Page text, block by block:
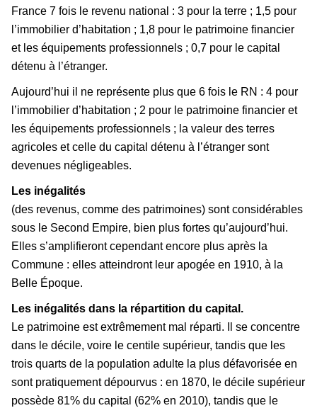
France 7 fois le revenu national : 3 pour la terre ; 1,5 pour
l’immobilier d’habitation ; 1,8 pour le patrimoine financier
et les équipements professionnels ; 0,7 pour le capital
détenu à l’étranger.
Aujourd’hui il ne représente plus que 6 fois le RN : 4 pour
l’immobilier d’habitation ; 2 pour le patrimoine financier et
les équipements professionnels ; la valeur des terres
agricoles et celle du capital détenu à l’étranger sont
devenues négligeables.
Les inégalités
(des revenus, comme des patrimoines) sont considérables
sous le Second Empire, bien plus fortes qu’aujourd’hui.
Elles s’amplifieront cependant encore plus après la
Commune : elles atteindront leur apogée en 1910, à la
Belle Époque.
Les inégalités dans la répartition du capital.
Le patrimoine est extrêmement mal réparti. Il se concentre
dans le décile, voire le centile supérieur, tandis que les
trois quarts de la population adulte la plus défavorisée en
sont pratiquement dépourvus : en 1870, le décile supérieur
possède 81% du capital (62% en 2010), tandis que le